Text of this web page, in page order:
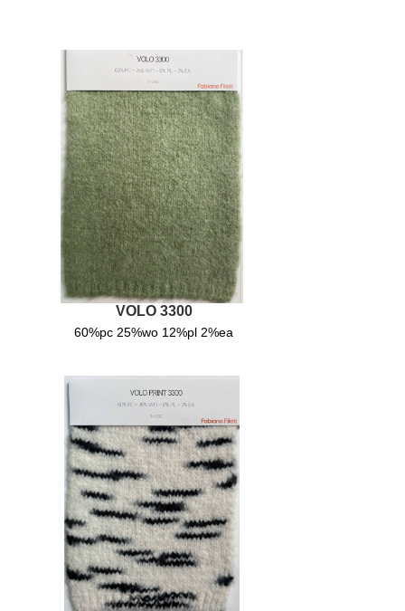
2025
lagopolane
2022
lagopolane
22/23
Lagopolane
Gold
Lagopolane
- Re life
VOLO 3300
60%pc 25%wo 12%pl 2%ea